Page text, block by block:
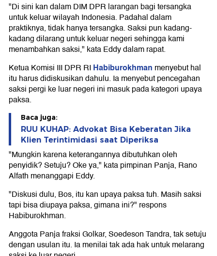
"Di sini kan dalam DIM DPR larangan bagi tersangka
untuk keluar wilayah Indonesia. Padahal dalam
praktiknya, tidak hanya tersangka. Saksi pun kadang-
kadang dilarang untuk keluar negeri sehingga kami
menambahkan saksi," kata Eddy dalam rapat.
Ketua Komisi III DPR RIHabiburokhman menyebut hal
itu harus didiskusikan dahulu. Ia menyebut pencegahan
saksi pergi ke luar negeri ini masuk pada kategori upaya
paksa.
Baca juga:
RUU KUHAP: Advokat Bisa Keberatan Jika
Klien Terintimidasi saat Diperiksa
"Mungkin karena keterangannya dibutuhkan oleh
penyidik? Setuju? Oke ya," kata pimpinan Panja, Rano
Alfath menanggapi Eddy.
"Diskusi dulu, Bos, itu kan upaya paksa tuh. Masih saksi
tapi bisa diupaya paksa, gimana ini?" respons
Habiburokhman.
Anggota Panja fraksi Golkar, Soedeson Tandra, tak setuju
dengan usulan itu. Ia menilai tak ada hak untuk melarang